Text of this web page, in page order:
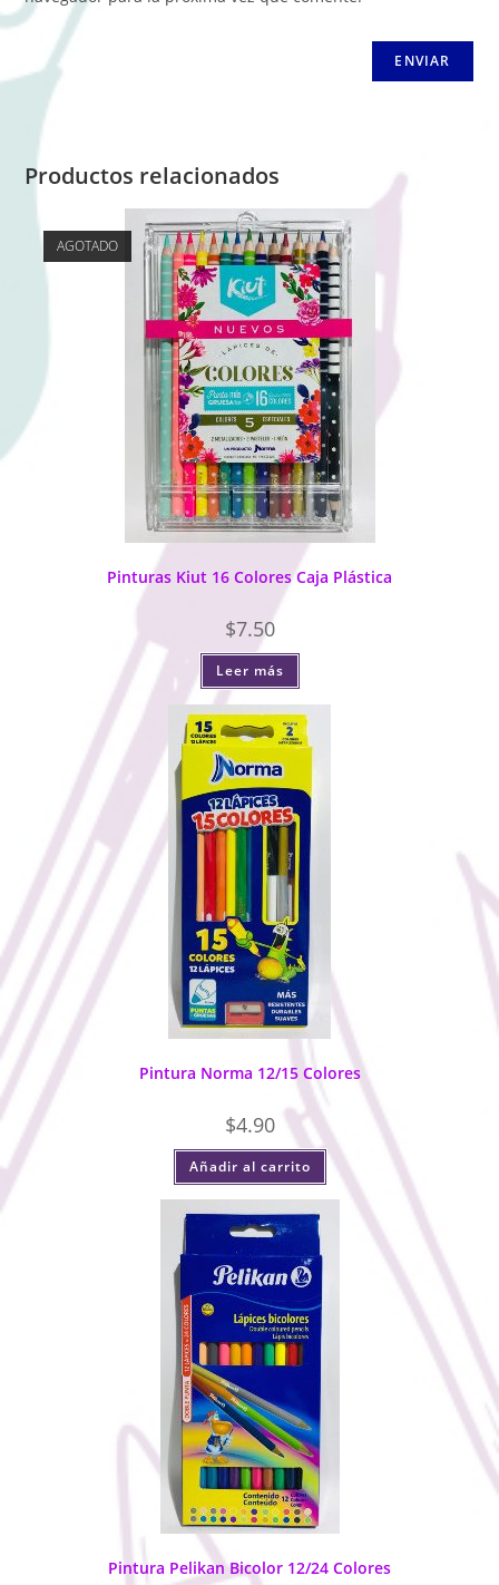
Productos relacionados
AGOTADO
Pinturas Kiut 16 Colores Caja Plástica
$7.50
Leer más
Pintura Norma 12/15 Colores
$4.90
Añadir al carrito
Pintura Pelikan Bicolor 12/24 Colores